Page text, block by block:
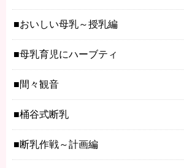
おいしい母乳～授乳編
母乳育児にハーブティ
間々観音
桶谷式断乳
断乳作戦～計画編